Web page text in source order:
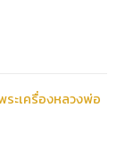
ระเครื่องหลวงพ่อ